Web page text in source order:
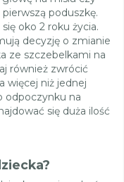
poduszkę.
oko 2 roku życia.
decyzję o zmianie
ze szczebelkami na
również zwrócić
więcej niż jednej
odpoczynku na
się duża ilość